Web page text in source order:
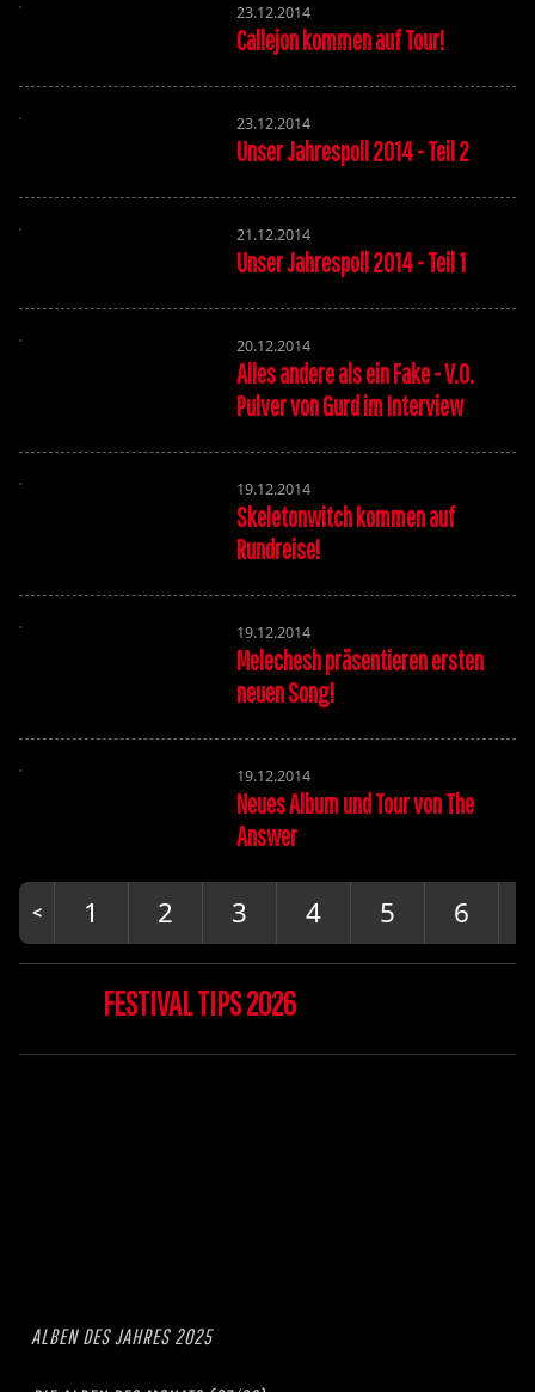
ALBEN DES JAHRES 2025
23.12.2014
Callejon kommen auf Tour!
23.12.2014
Unser Jahrespoll 2014 - Teil 2
21.12.2014
Unser Jahrespoll 2014 - Teil 1
20.12.2014
Alles andere als ein Fake - V.O.
Pulver von Gurd im Interview
19.12.2014
Skeletonwitch kommen auf
Rundreise!
19.12.2014
Melechesh präsentieren ersten
neuen Song!
19.12.2014
Neues Album und Tour von The
Answer
1 2 3 4 5 6
FESTIVAL TIPS 2026